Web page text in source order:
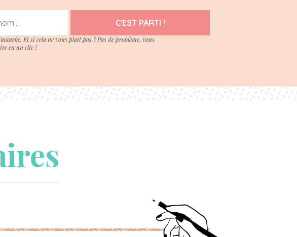
C'EST PARTI !
Et si cela ne vous plait pas ? Pas de problème, vous
en un clic !